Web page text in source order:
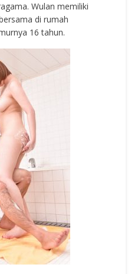
Wulan memiliki
di rumah
16 tahun.